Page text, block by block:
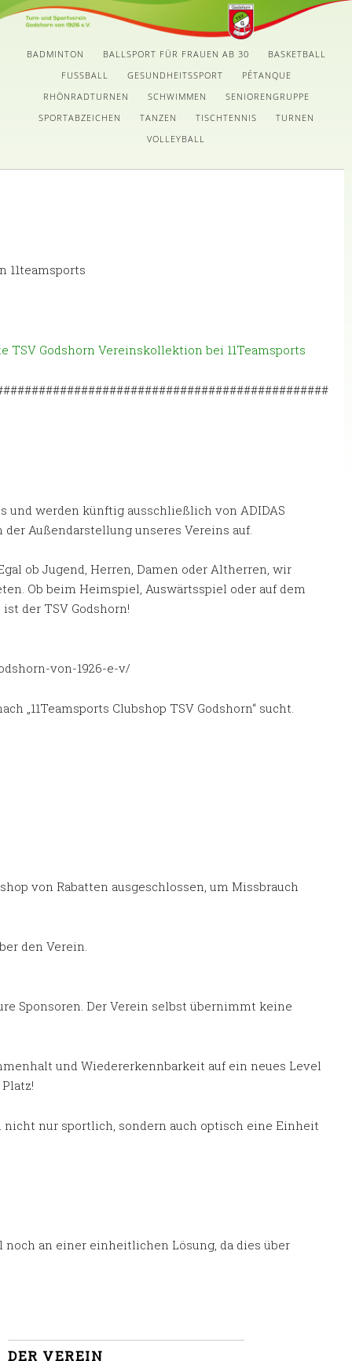
BADMINTON BALLSPORT FÜR FRAUEN AB 30
BASKETBALL
FUSSBALL
GESUNDHEITSSPORT
PÉTANQUE
RHÖNRADTURNEN
SCHWIMMEN
SENIORENGRUPPE
SPORTABZEICHEN
TANZEN TISCHTENNIS
TURNEN
VOLLEYBALL
11teamsports
TSV Godshorn Vereinskollektion bei 11Teamsports
und werden künftig ausschließlich von ADIDAS
Außendarstellung unseres Vereins auf.
ob Jugend, Herren, Damen oder Altherren, wir
Ob beim Heimspiel, Auswärtsspiel oder auf dem
der TSV Godshorn!
von-1926-e-v/
„11Teamsports Clubshop TSV Godshorn“ sucht.
von Rabatten ausgeschlossen, um Missbrauch
den Verein.
Sponsoren. Der Verein selbst übernimmt keine
und Wiedererkennbarkeit auf ein neues Level
nicht nur sportlich, sondern auch optisch eine Einheit
noch an einer einheitlichen Lösung, da dies über
DER VEREIN